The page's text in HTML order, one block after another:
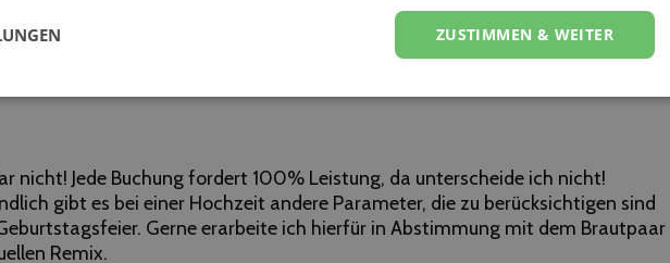
nicht! Jede Buchung fordert 100% Leistung, da unterscheide ich nicht!
gibt es bei einer Hochzeit andere Parameter, die zu berücksichtigen sind
Gerne erarbeite ich hierfür in Abstimmung mit dem Brautpaar
Remix.
ZUSTIMMEN & WEITER